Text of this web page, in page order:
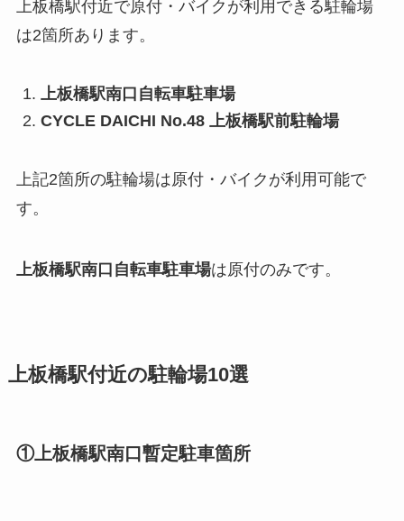
上板橋駅付近で原付・バイクが利用できる駐輪場
は2箇所あります。
上板橋駅南口自転車駐車場
CYCLE DAICHI No.48 上板橋駅前駐輪場
上記2箇所の駐輪場は原付・バイクが利用可能で
す。
上板橋駅南口自転車駐車場は原付のみです。
上板橋駅付近の駐輪場10選
①上板橋駅南口暫定駐車箇所